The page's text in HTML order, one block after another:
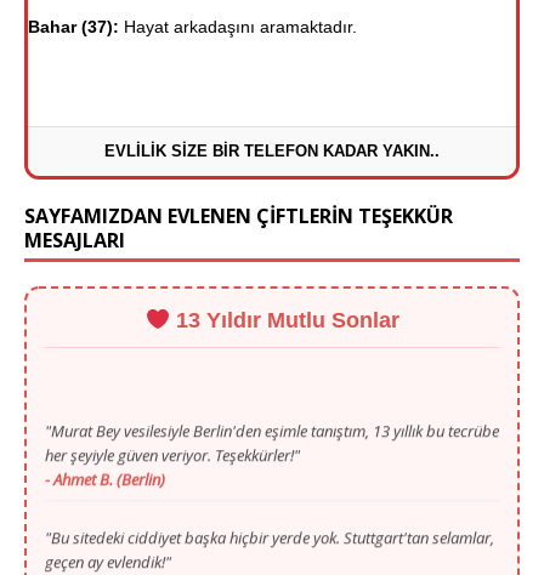
Bahar (37): Hayat arkadaşını aramaktadır.
EVLİLİK SİZE BİR TELEFON KADAR YAKIN..
SAYFAMIZDAN EVLENEN ÇİFTLERİN TEŞEKKÜR
MESAJLARI
13 Yıldır Mutlu Sonlar
"Bu sitedeki ciddiyet başka hiçbir yerde yok. Stuttgart'tan selamlar,